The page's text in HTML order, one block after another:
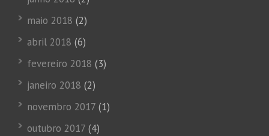
maio 2018 (2)
abril 2018 (6)
fevereiro 2018 (3)
janeiro 2018 (2)
novembro 2017 (1)
outubro 2017 (4)